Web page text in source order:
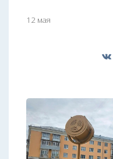
12 мая